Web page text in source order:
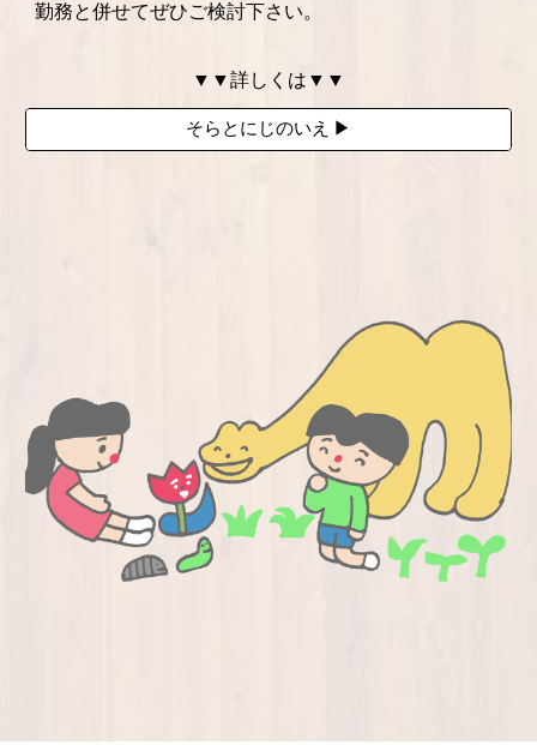
勤務と併せてぜひご検討下さい。
▼▼詳しくは ▼▼
そらとにじのいえ ▶︎